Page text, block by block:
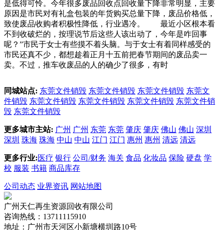
是低得可怜。今年很多废品回收点回收量下降非常明显，主要
原因是市民对有礼盒包装的年货购买总量下降，废品价格低，
致使废品收购者积极性降低，行业遇冷。 最近小区根本看
不到收破烂的，按理说节后这些人该出动了，今年是咋回事
呢？”市民于女士有些摸不着头脑。与于女士有着同样感受的
市民还真不少，都想趁着正月十五前把春节期间的废品卖一
卖。不过，推车收废品的人的确少了很多，有时
同城站点: 东莞文件销毁 东莞文件销毁 东莞文件销毁 东莞文
件销毁 东莞文件销毁 东莞文件销毁 东莞文件销毁 东莞文件销
毁 东莞文件销毁
更多城市主站: 广州 广州 东莞 东莞 肇庆 肇庆 佛山 佛山 深圳
深圳 珠海 珠海 中山 中山 江门 江门 惠州 惠州 清远 清远
更多行业: 医疗 银行 公司/财务 海关 食品 化妆品 保险 硬盘 学
校 服装 书籍 商品库存
公司动态 业界资讯 网站地图
广州天仁再生资源回收有限公司
咨询热线：13711115910
地址：广州市天河区小新塘横圳路10号